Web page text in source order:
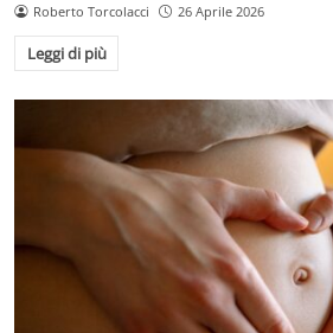
Roberto Torcolacci 26 Aprile 2026
Leggi di più